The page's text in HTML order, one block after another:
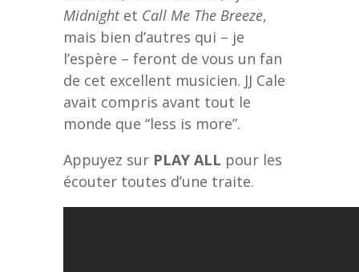
Midnight et Call Me The Breeze,
mais bien d’autres qui – je
l’espère – feront de vous un fan
de cet excellent musicien. JJ Cale
avait compris avant tout le
monde que “less is more”.
Appuyez sur PLAY ALL pour les
écouter toutes d’une traite.